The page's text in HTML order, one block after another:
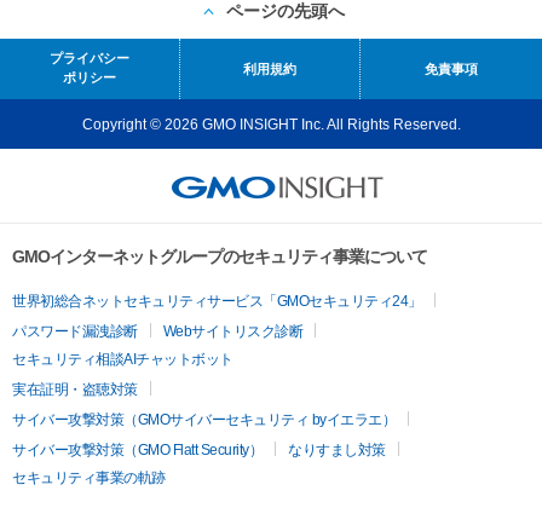
ページの先頭へ
プライバシー
ポリシー
利用規約 免責事項
Copyright © 2026 GMO INSIGHT Inc. All Rights Reserved.
GMOインターネットグループのセキュリティ事業について
世界初総合ネットセキュリティサービス「GMOセキュリティ24」
パスワード漏洩診断
Webサイトリスク診断
セキュリティ相談AIチャットボット
実在証明・盗聴対策
サイバー攻撃対策（GMOサイバーセキュリティ byイエラエ）
サイバー攻撃対策（GMO Flatt Security）
なりすまし対策
セキュリティ事業の軌跡